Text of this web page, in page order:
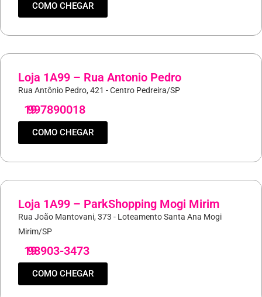
COMO CHEGAR
Loja 1A99 – Rua Antonio Pedro
Rua Antônio Pedro, 421 - Centro Pedreira/SP
19
997890018
COMO CHEGAR
Loja 1A99 – ParkShopping Mogi Mirim
Rua João Mantovani, 373 - Loteamento Santa Ana Mogi
Mirim/SP
19
98903-3473
COMO CHEGAR